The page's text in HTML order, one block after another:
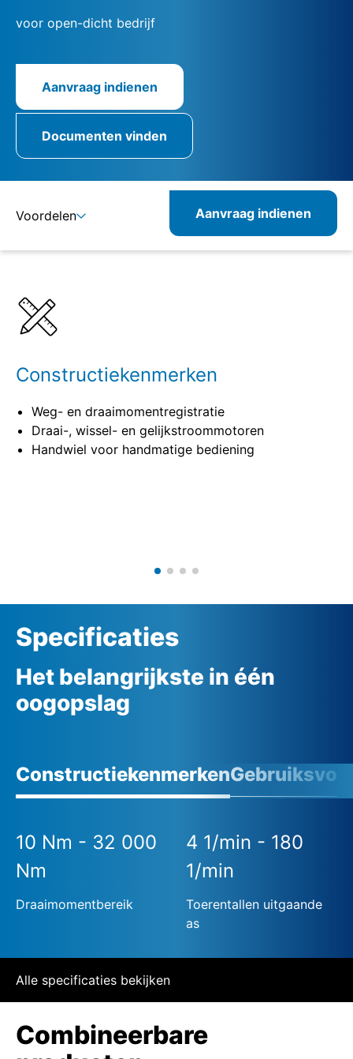
voor open-dicht bedrijf
Aanvraag indienen
Documenten vinden
Voordelen
Combineerbare producten
Verwante producten
Aanvraag indienen
Constructiekenmerken
Weg- en draaimomentregistratie
Draai-, wissel- en gelijkstroommotoren
Handwiel voor handmatige bediening
Specificaties
Het belangrijkste in één
oogopslag
Constructiekenmerken
10 Nm - 32 000
Nm
Draaimomentbereik
4 1/min - 180
1/min
Toerentallen uitgaande
as
Alle specificaties bekijken
Combineerbare